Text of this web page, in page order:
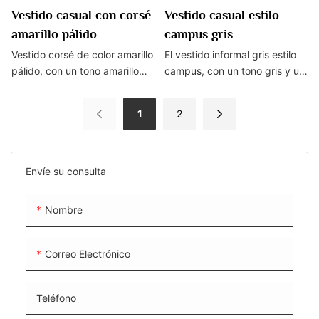
Envíe su consulta
Nombre
Correo Electrónico
Teléfono
mientras que la falda con
vuelo agrega belleza
dinámica. Perfecto para
cenas, fiestas o ropa informal,
encanto de la mujer.
Vestido casual con corsé
amarillo pálido
Vestido corsé de color amarillo
pálido, con un tono amarillo
cómoda, adecuado para uso
Vestido casual estilo
campus gris
El vestido informal gris estilo
campus, con un tono gris y un
elegante, perfecto para el uso
1 2